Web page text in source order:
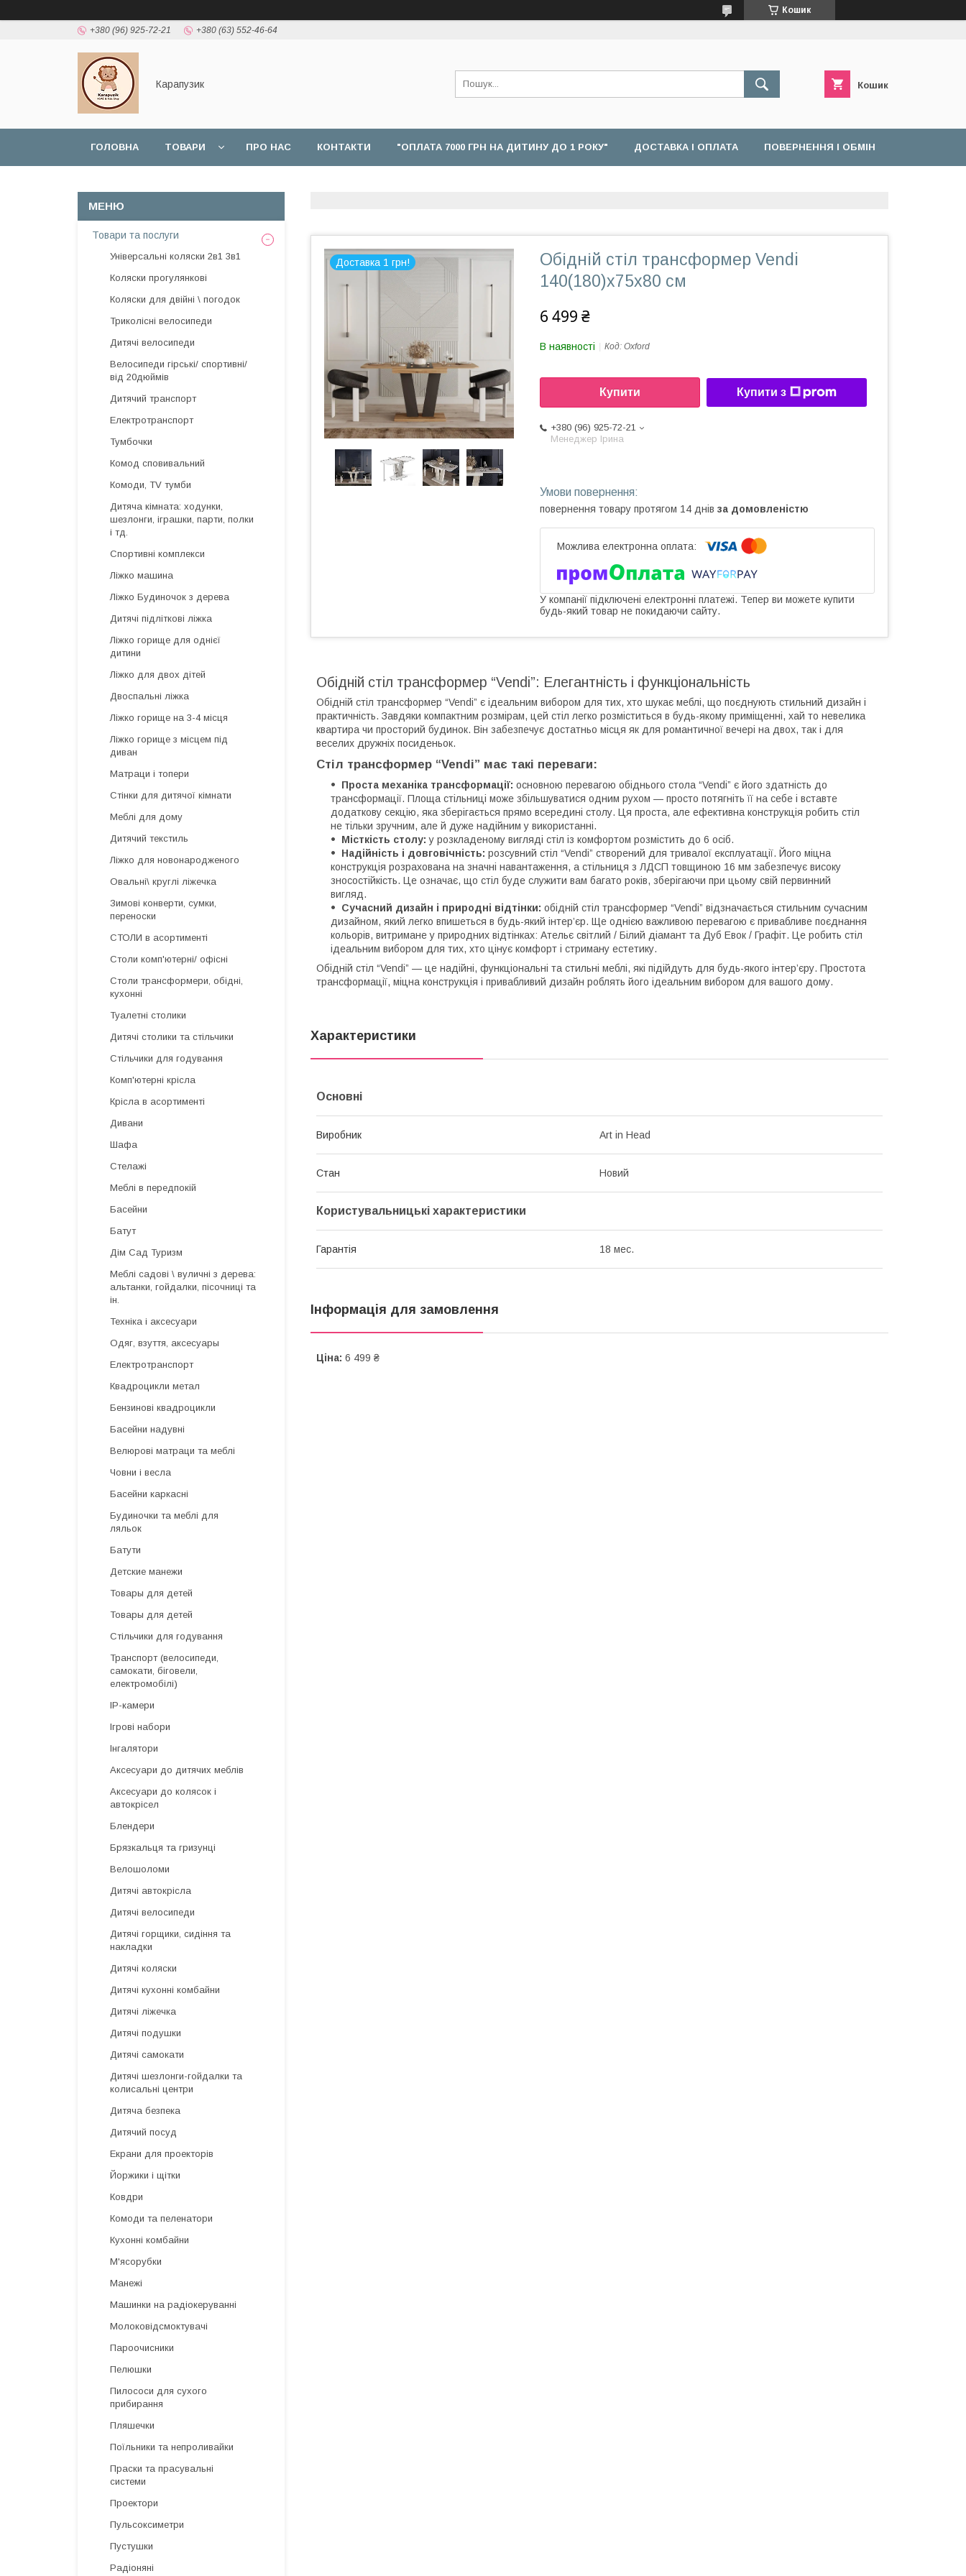
Кошик
+380 (96) 925-72-21 +380 (63) 552-46-64
Карапузик Кошик
ГОЛОВНА ТОВАРИ ПРО НАС КОНТАКТИ "ОПЛАТА 7000 ГРН НА ДИТИНУ ДО 1 РОКУ" ДОСТАВКА І ОПЛАТА ПОВЕРНЕННЯ І ОБМІН
Доставка 1 грн!
Обідній стіл трансформер Vendi
140(180)x75x80 см
6 499 ₴
В наявності Код: Oxford
Купити Купити з
+380 (96) 925-72-21
Менеджер Ірина
повернення товару протягом 14 днів за домовленістю
У компанії підключені електронні платежі. Тепер ви можете купити
будь-який товар не покидаючи сайту.
Обідній стіл трансформер “Vendi”: Елегантність і функціональність
Обідній стіл трансформер “Vendi” є ідеальним вибором для тих, хто шукає меблі, що поєднують стильний дизайн і
практичність. Завдяки компактним розмірам, цей стіл легко розміститься в будь-якому приміщенні, хай то невелика
квартира чи просторий будинок. Він забезпечує достатньо місця як для романтичної вечері на двох, так і для
веселих дружніх посиденьок.
Стіл трансформер “Vendi” має такі переваги:
Проста механіка трансформації: основною перевагою обіднього стола “Vendi” є його здатність до
трансформації. Площа стільниці може збільшуватися одним рухом — просто потягніть її на себе і вставте
додаткову секцію, яка зберігається прямо всередині столу. Ця проста, але ефективна конструкція робить стіл
не тільки зручним, але й дуже надійним у використанні.
Місткість столу: у розкладеному вигляді стіл із комфортом розмістить до 6 осіб.
Надійність і довговічність: розсувний стіл “Vendi” створений для тривалої експлуатації. Його міцна
конструкція розрахована на значні навантаження, а стільниця з ЛДСП товщиною 16 мм забезпечує високу
зносостійкість. Це означає, що стіл буде служити вам багато років, зберігаючи при цьому свій первинний
вигляд.
Сучасний дизайн і природні відтінки: обідній стіл трансформер “Vendi” відзначається стильним сучасним
дизайном, який легко впишеться в будь-який інтер’єр. Ще однією важливою перевагою є привабливе поєднання
кольорів, витримане у природних відтінках: Ательє світлий / Білий діамант та Дуб Евок / Графіт. Це робить стіл
ідеальним вибором для тих, хто цінує комфорт і стриману естетику.
Обідній стіл “Vendi” — це надійні, функціональні та стильні меблі, які підійдуть для будь-якого інтер’єру. Простота
трансформації, міцна конструкція і привабливий дизайн роблять його ідеальним вибором для вашого дому.
Характеристики
Основні
Виробник Art in Head
Стан Новий
Користувальницькі характеристики
Гарантія 18 мес.
Інформація для замовлення
Ціна: 6 499 ₴
Товари та послуги
Універсальні коляски 2в1 3в1
Коляски прогулянкові
Коляски для двійні \ погодок
Триколісні велосипеди
Дитячі велосипеди
Велосипеди гірські/ спортивні/
від 20дюймів
Дитячий транспорт
Електротранспорт
Тумбочки
Комод сповивальний
Комоди, TV тумби
Дитяча кімната: ходунки,
шезлонги, іграшки, парти, полки
і тд.
Спортивні комплекси
Ліжко машина
Ліжко Будиночок з дерева
Дитячі підліткові ліжка
Ліжко горище для однієї
дитини
Ліжко для двох дітей
Двоспальні ліжка
Ліжко горище на 3-4 місця
Ліжко горище з місцем під
диван
Матраци і топери
Стінки для дитячої кімнати
Меблі для дому
Дитячий текстиль
Ліжко для новонародженого
Овальні\ круглі ліжечка
Зимові конверти, сумки,
переноски
СТОЛИ в асортименті
Столи комп'ютерні/ офісні
Столи трансформери, обідні,
кухонні
Туалетні столики
Дитячі столики та стільчики
Стільчики для годування
Комп'ютерні крісла
Крісла в асортименті
Дивани
Шафа
Стелажі
Меблі в передпокій
Басейни
Батут
Дім Сад Туризм
Меблі садові \ вуличні з дерева:
альтанки, гойдалки, пісочниці та
ін.
Техніка і аксесуари
Одяг, взуття, аксесуары
Електротранспорт
Квадроцикли метал
Бензинові квадроцикли
Басейни надувні
Велюрові матраци та меблі
Човни і весла
Басейни каркасні
Будиночки та меблі для
ляльок
Батути
Детские манежи
Товары для детей
Товары для детей
Стільчики для годування
Транспорт (велосипеди,
самокати, біговели,
електромобілі)
IP-камери
Ігрові набори
Інгалятори
Аксесуари до дитячих меблів
Аксесуари до колясок і
автокрісел
Блендери
Брязкальця та гризунці
Велошоломи
Дитячі автокрісла
Дитячі велосипеди
Дитячі горщики, сидіння та
накладки
Дитячі коляски
Дитячі кухонні комбайни
Дитячі ліжечка
Дитячі подушки
Дитячі самокати
Дитячі шезлонги-гойдалки та
колисальні центри
Дитяча безпека
Дитячий посуд
Екрани для проекторів
Йоржики і щітки
Ковдри
Комоди та пеленатори
Кухонні комбайни
М'ясорубки
Манежі
Машинки на радіокеруванні
Молоковідсмоктувачі
Пароочисники
Пелюшки
Пилососи для сухого
прибирання
Пляшечки
Поїльники та непроливайки
Праски та прасувальні
системи
Проектори
Пульсоксиметри
Пустушки
Радіоняні